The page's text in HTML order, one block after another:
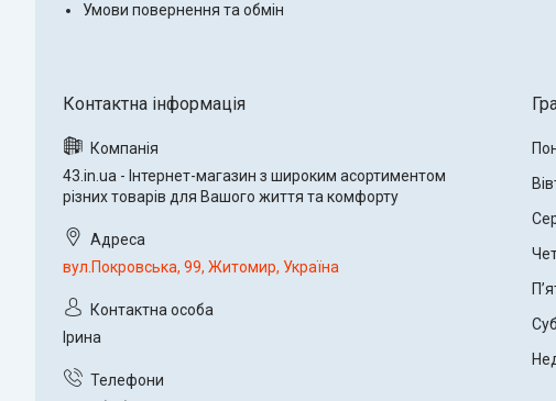
Умови повернення та обмін
43.in.ua - Інтернет-магазин з широким асортиментом
різних товарів для Вашого життя та комфорту
вул.Покровська, 99, Житомир, Україна
Ірина